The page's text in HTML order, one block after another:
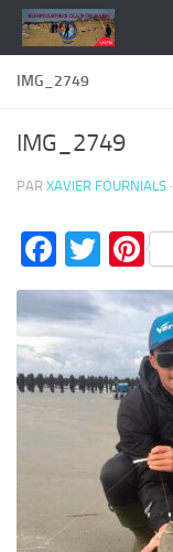
Skip to content
IMG_2749
IMG_2749
PAR XAVIER FOURNIALS ·